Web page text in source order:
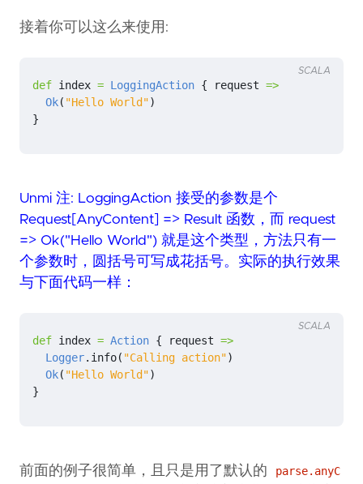
接着你可以这么来使用:
def index = LoggingAction { request =>
Ok( "Hello World")
}
SCALA
Unmi 注: LoggingAction 接受的参数是个
Request[AnyContent] => Result 函数，而 request
=> Ok("Hello World") 就是这个类型，方法只有一
个参数时，圆括号可写成花括号。实际的执行效果
与下面代码一样：
def index = Action { request =>
Logger. info( "Calling action")
Ok( "Hello World")
}
SCALA
前面的例子很简单，且只是用了默认的
parse.anyC